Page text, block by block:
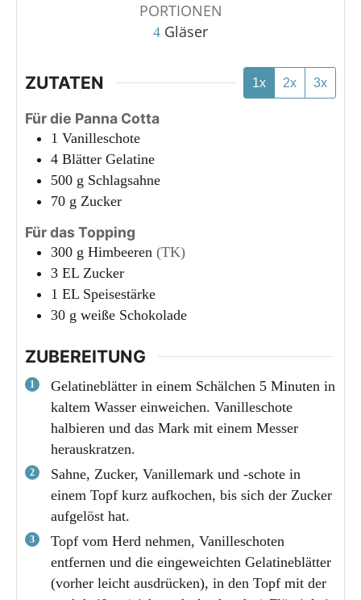
PORTIONEN
4 Gläser
ZUTATEN 1x 2x 3x
Für die Panna Cotta
1 Vanilleschote
4 Blätter Gelatine
500 g Schlagsahne
70 g Zucker
Für das Topping
300 g Himbeeren (TK)
3 EL Zucker
1 EL Speisestärke
30 g weiße Schokolade
ZUBEREITUNG
Gelatineblätter in einem Schälchen 5 Minuten in
kaltem Wasser einweichen. Vanilleschote
halbieren und das Mark mit einem Messer
herauskratzen.
Sahne, Zucker, Vanillemark und -schote in
einem Topf kurz aufkochen, bis sich der Zucker
aufgelöst hat.
Topf vom Herd nehmen, Vanilleschoten
entfernen und die eingeweichten Gelatineblätter
(vorher leicht ausdrücken), in den Topf mit der